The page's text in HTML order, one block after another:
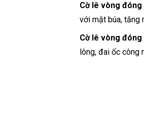
Cờ lê vòng đóng
với mặt búa, tăng
Cờ lê vòng đóng
lông, đai ốc công